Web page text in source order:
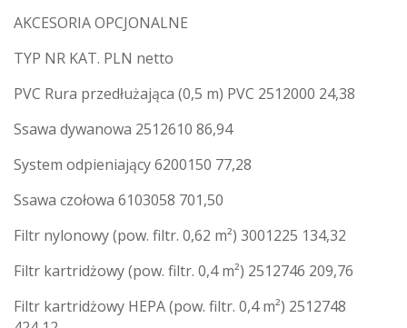
AKCESORIA OPCJONALNE
TYP NR KAT. PLN netto
PVC Rura przedłużająca (0,5 m) PVC 2512000 24,38
Ssawa dywanowa 2512610 86,94
System odpieniający 6200150 77,28
Ssawa czołowa 6103058 701,50
Filtr nylonowy (pow. filtr. 0,62 m²) 3001225 134,32
Filtr kartridżowy (pow. filtr. 0,4 m²) 2512746 209,76
Filtr kartridżowy HEPA (pow. filtr. 0,4 m²) 2512748